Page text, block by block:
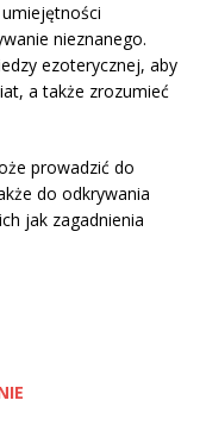
nieznanego.
ezoterycznej, aby
a także zrozumieć
prowadzić do
do odkrywania
jak zagadnienia